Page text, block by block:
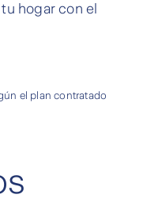
hogar con el
el plan contratado